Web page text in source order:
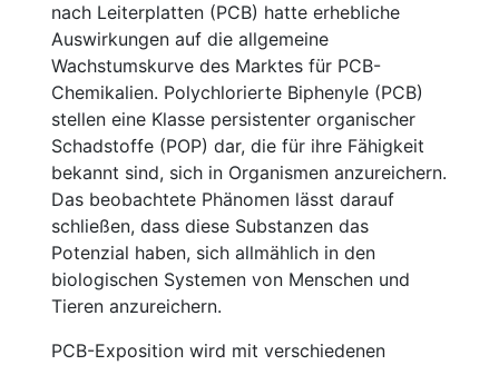
nach Leiterplatten (PCB) hatte erhebliche
Auswirkungen auf die allgemeine
Wachstumskurve des Marktes für PCB-
Chemikalien. Polychlorierte Biphenyle (PCB)
stellen eine Klasse persistenter organischer
Schadstoffe (POP) dar, die für ihre Fähigkeit
bekannt sind, sich in Organismen anzureichern.
Das beobachtete Phänomen lässt darauf
schließen, dass diese Substanzen das
Potenzial haben, sich allmählich in den
biologischen Systemen von Menschen und
Tieren anzureichern.
PCB-Exposition wird mit verschiedenen